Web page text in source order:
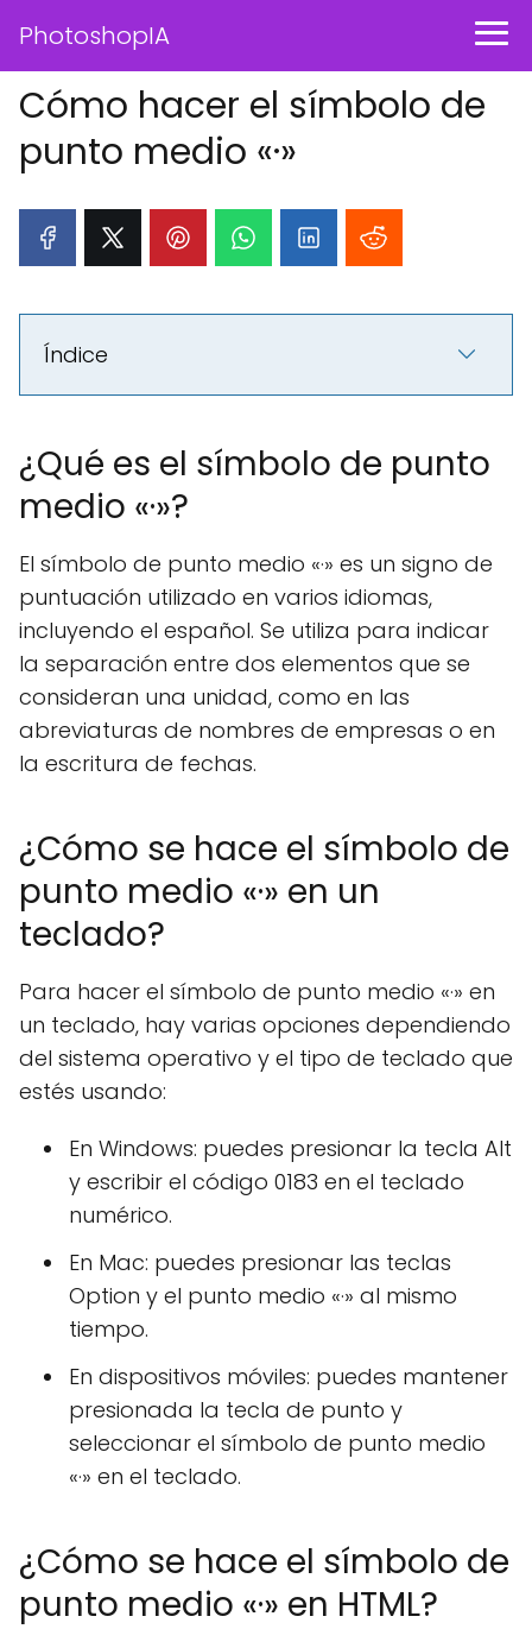
PhotoshopIA
Cómo hacer el símbolo de
punto medio «·»
Índice
¿Qué es el símbolo de punto
medio «·»?
El símbolo de punto medio «·» es un signo de
puntuación utilizado en varios idiomas,
incluyendo el español. Se utiliza para indicar
la separación entre dos elementos que se
consideran una unidad, como en las
abreviaturas de nombres de empresas o en
la escritura de fechas.
¿Cómo se hace el símbolo de
punto medio «·» en un
teclado?
Para hacer el símbolo de punto medio «·» en
un teclado, hay varias opciones dependiendo
del sistema operativo y el tipo de teclado que
estés usando:
En Windows: puedes presionar la tecla Alt
y escribir el código 0183 en el teclado
numérico.
En Mac: puedes presionar las teclas
Option y el punto medio «·» al mismo
tiempo.
En dispositivos móviles: puedes mantener
presionada la tecla de punto y
seleccionar el símbolo de punto medio
«·» en el teclado.
¿Cómo se hace el símbolo de
punto medio «·» en HTML?